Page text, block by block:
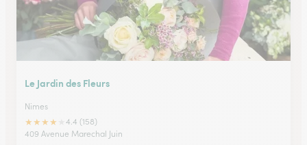
Le Jardin des Fleurs
Nimes
★★★★
4.4 (158)
409 Avenue Marechal Juin